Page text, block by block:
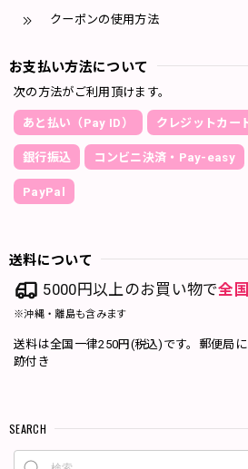
クーポンの使用方法
お支払い方法について
次の方法がご利用頂けます。
あと払い（Pay ID） クレジットカー
銀行振込 コンビニ決済・Pay-easy
PayPal
送料について
5000円以上のお買い物で全
※沖縄・離島も含みます
送料は全国一律250円(税込)です。郵便局
跡付き
SEARCH